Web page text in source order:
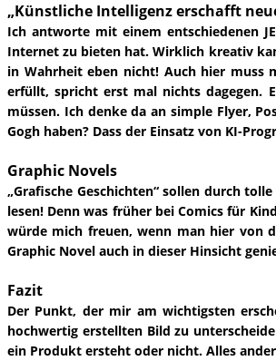
„Künstliche Intelligenz erschafft
Ich antworte mit einem entschiedenen
Internet zu bieten hat. Wirklich kreativ
in Wahrheit eben nicht! Auch hier muss
erfüllt, spricht erst mal nichts dagegen.
müssen. Ich denke da an simple Flyer,
Gogh haben? Dass der Einsatz von KI-
Graphic Novels
„Grafische Geschichten“ sollen durch
lesen! Denn was früher bei Comics für
würde mich freuen, wenn man hier von
Graphic Novel auch in dieser Hinsicht
Fazit
Der Punkt, der mir am wichtigsten
hochwertig erstellten Bild zu
ein Produkt ersteht oder nicht. Alles